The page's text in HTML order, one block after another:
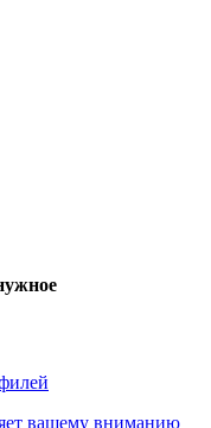
вашему вниманию